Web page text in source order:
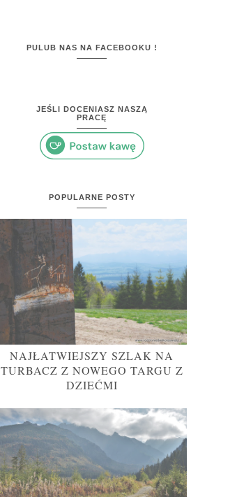
PULUB NAS NA FACEBOOKU !
JEŚLI DOCENIASZ NASZĄ
PRACĘ
POPULARNE POSTY
NAJŁATWIEJSZY SZLAK NA
TURBACZ Z NOWEGO TARGU Z
DZIEĆMI